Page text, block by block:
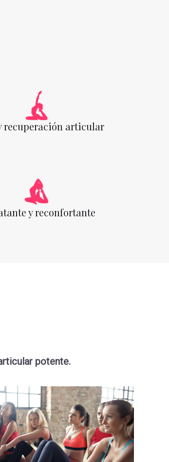
recuperación articular
y reconfortante
potente.